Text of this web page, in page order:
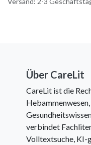
Über CareLit
CareLit ist die
verbindet
Volltextsuche, KI-